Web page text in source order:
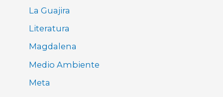
La Guajira
Literatura
Magdalena
Medio Ambiente
Meta